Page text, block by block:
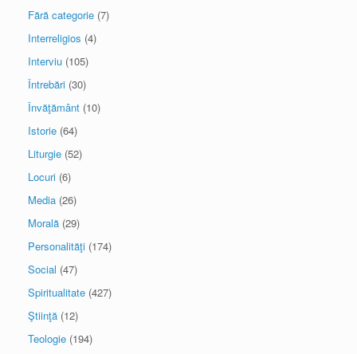
Fără categorie (7)
Interreligios (4)
Interviu (105)
Întrebări (30)
Învăţământ (10)
Istorie (64)
Liturgie (52)
Locuri (6)
Media (26)
Morală (29)
Personalităţi (174)
Social (47)
Spiritualitate (427)
Ştiinţă (12)
Teologie (194)